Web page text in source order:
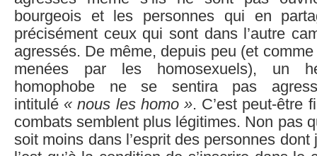
bourgeois et les personnes qui en
précisément ceux qui sont dans l’autre
agressés. De même, depuis peu (et
menées par les homosexuels), un
homophobe ne se sentira pas
intitulé « nous les homo ». C’est peut-être
combats semblent plus légitimes. Non pas
soit moins dans l’esprit des personnes